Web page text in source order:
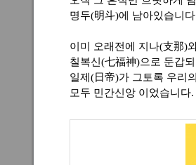
명두(明斗)에 남아있습니
이미 오래전에 지나(支那)
칠복신(七福神)으로 둔갑
일제(日帝)가 그토록 우리
모두 민간신앙 이었습니다.